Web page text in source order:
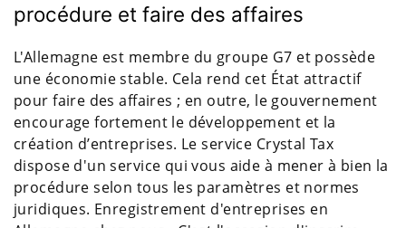
procédure et faire des affaires
L'Allemagne est membre du groupe G7 et possède
une économie stable. Cela rend cet État attractif
pour faire des affaires ; en outre, le gouvernement
encourage fortement le développement et la
création d’entreprises. Le service Crystal Tax
dispose d'un service qui vous aide à mener à bien la
procédure selon tous les paramètres et normes
juridiques. Enregistrement d'entreprises en